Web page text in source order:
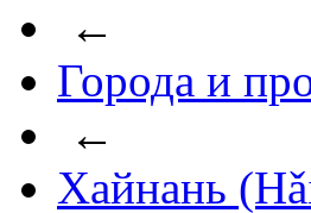
←
Города и
←
Хайнань